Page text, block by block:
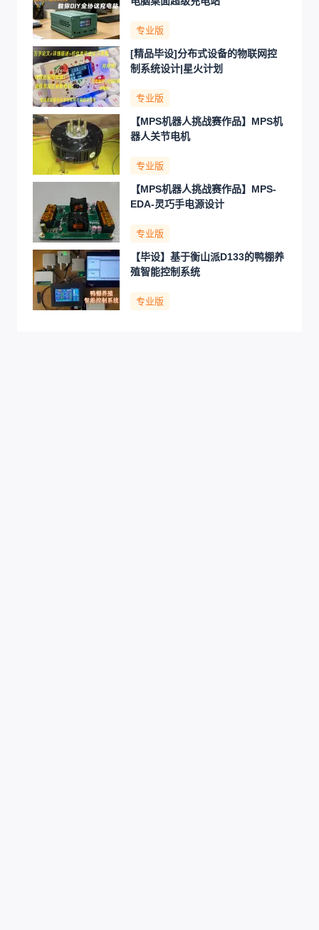
专业版
[精品毕设]分布式设备的物联网控
制系统设计|星火计划
专业版
【MPS机器人挑战赛作品】MPS机
器人关节电机
专业版
【MPS机器人挑战赛作品】MPS-
EDA-灵巧手电源设计
专业版
【毕设】基于衡山派D133的鸭棚养
殖智能控制系统
专业版